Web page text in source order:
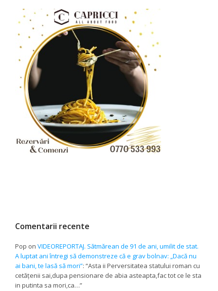
Comentarii recente
Pop onVIDEOREPORTAJ. Sătmărean de 91 de ani, umilit de stat.
A luptat ani întregi să demonstreze că e grav bolnav: „Dacă nu
ai bani, te lasă să mori”: “Asta ii Perversitatea statului roman cu
cetățenii sai,dupa pensionare de abia asteapta,fac tot ce le sta
in putinta sa mori,ca…”